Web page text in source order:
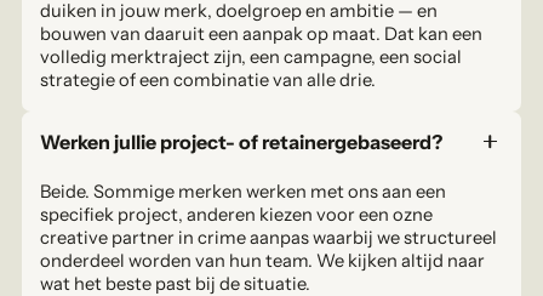
duiken in jouw merk, doelgroep en ambitie — en
bouwen van daaruit een aanpak op maat. Dat kan een
volledig merktraject zijn, een campagne, een social
strategie of een combinatie van alle drie.
Werken jullie project- of retainergebaseerd?
Beide. Sommige merken werken met ons aan een
specifiek project, anderen kiezen voor een ozne
creative partner in crime aanpas waarbij we structureel
onderdeel worden van hun team. We kijken altijd naar
wat het beste past bij de situatie.